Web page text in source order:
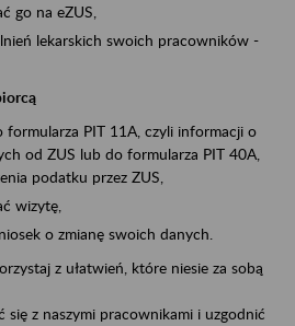
go na eZUS,
lekarskich swoich pracowników -
formularza PIT 11A, czyli informacji o
od ZUS lub do formularza PIT 40A,
podatku przez ZUS,
wizytę,
o zmianę swoich danych.
z ułatwień, które niesie za sobą
z naszymi pracownikami i uzgodnić